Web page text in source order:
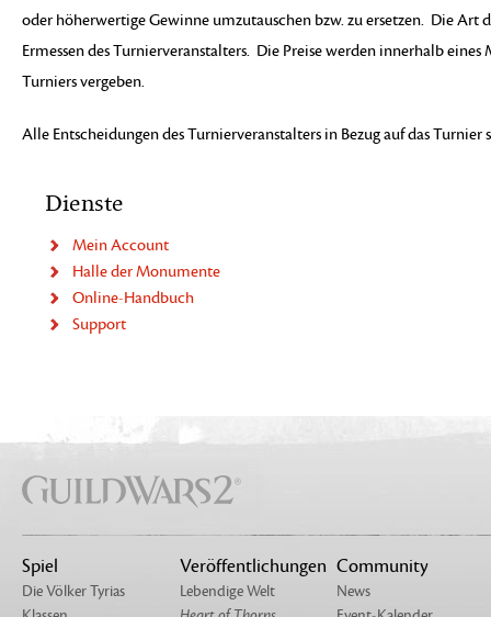
oder höherwertige Gewinne umzutauschen bzw. zu ersetzen. Die Art
Ermessen des Turnierveranstalters. Die Preise werden innerhalb eines
Turniers vergeben.
Alle Entscheidungen des Turnierveranstalters in Bezug auf das Turnier
Dienste
Mein Account
Halle der Monumente
Online-Handbuch
Support
Spiel
Die Völker Tyrias
Veröffentlichungen
Lebendige Welt
Community
News